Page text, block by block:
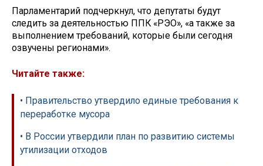
Парламентарий подчеркнул, что депутаты будут
следить за деятельностью ППК «РЭО», «а также за
выполнением требований, которые были сегодня
озвучены регионами».
Читайте также:
• Правительство утвердило единые требования к
переработке мусора
• В России утвердили план по развитию системы
утилизации отходов